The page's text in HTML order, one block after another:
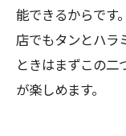
能できるからです
店でもタンとハラ
ときはまずこの二
が楽しめます。